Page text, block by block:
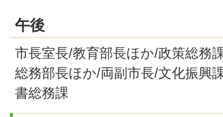
午後
市長室長/教育部長ほか/政策総務
総務部長ほか/両副市長/文化振興
書総務課